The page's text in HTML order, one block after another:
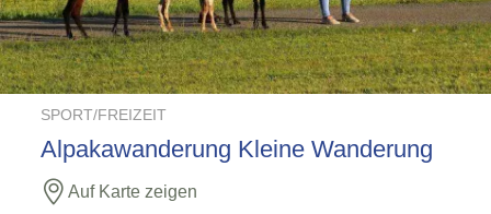
SPORT/FREIZEIT
Alpakawanderung Kleine Wanderung
Auf Karte zeigen